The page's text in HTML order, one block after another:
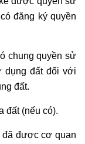
đăng ký quyền
chung quyền sử
dụng đất đối với
đất.
đất (nếu có).
đã được cơ quan